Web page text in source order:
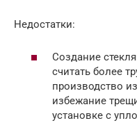
Недостатки:
Создание
считать более
производство
избежание
установке с